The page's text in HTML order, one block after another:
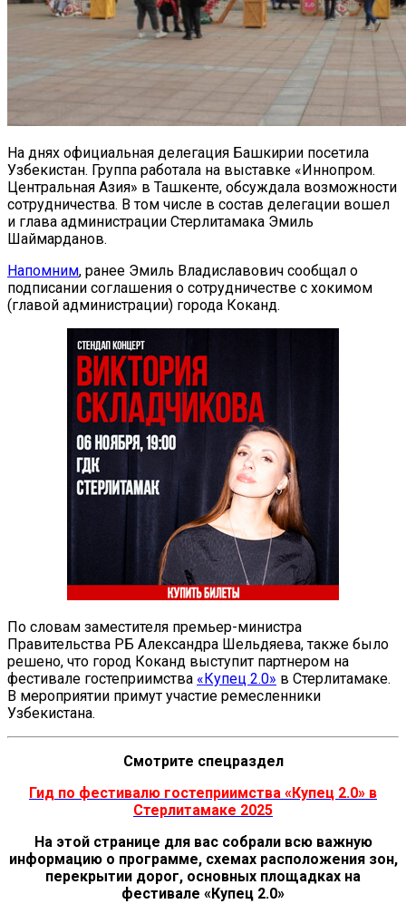
На днях официальная делегация Башкирии посетила
Узбекистан. Группа работала на выставке «Иннопром.
Центральная Азия» в Ташкенте, обсуждала возможности
сотрудничества. В том числе в состав делегации вошел
и глава администрации Стерлитамака Эмиль
Шаймарданов.
Напомним, ранее Эмиль Владиславович сообщал о
подписании соглашения о сотрудничестве с хокимом
(главой администрации) города Коканд.
По словам заместителя премьер-министра
Правительства РБ Александра Шельдяева, также было
решено, что город Коканд выступит партнером на
фестивале гостеприимства «Купец 2.0» в Стерлитамаке.
В мероприятии примут участие ремесленники
Узбекистана.
Смотрите спецраздел
Гид по фестивалю гостеприимства «Купец 2.0» в
Стерлитамаке 2025
На этой странице для вас собрали всю важную
информацию о программе, схемах расположения зон,
перекрытии дорог, основных площадках на
фестивале «Купец 2.0»